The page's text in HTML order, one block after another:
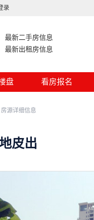
录
最新二手房信息
最新出租房信息
盘 看房报名
房源详细信息
皮出